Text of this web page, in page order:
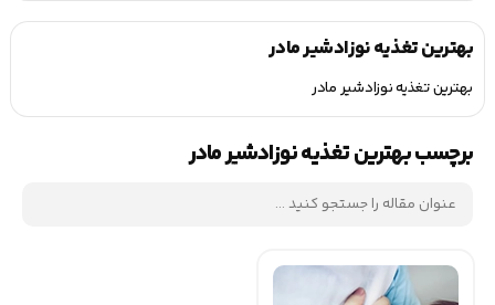
بهترین تغذیه نوزادشیر مادر
بهترین تغذیه نوزادشیر مادر
برچسب بهترین تغذیه نوزادشیر مادر